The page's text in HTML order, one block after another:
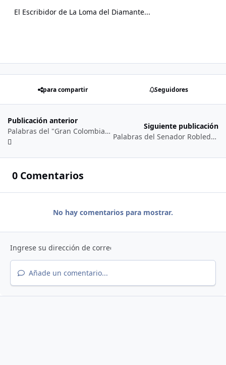
El Escribidor de La Loma del Diamante...
para compartir Seguidores
Publicación anterior
Palabras del "Gran Colombiano" AUC (Álvaro Uribe Comandante) 2'015...
Siguiente publicación
Palabras del Senador Robledo (5 de Octubre 2'015)
0 Comentarios
No hay comentarios para mostrar.
Añade un comentario...